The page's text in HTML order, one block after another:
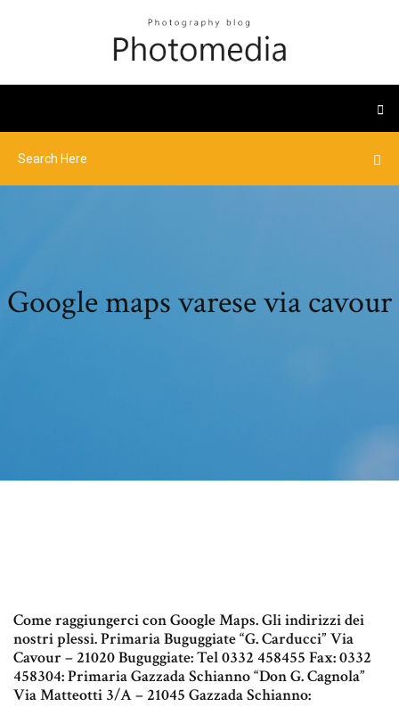
Google maps varese via cavour
Come raggiungerci con Google Maps. Gli indirizzi dei
nostri plessi. Primaria Buguggiate “G. Carducci” Via
Cavour – 21020 Buguggiate: Tel 0332 458455 Fax: 0332
458304: Primaria Gazzada Schianno “Don G. Cagnola”
Via Matteotti 3/A – 21045 Gazzada Schianno: